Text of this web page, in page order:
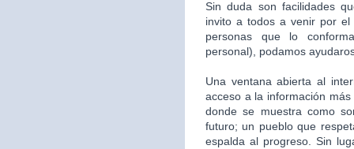
Sin duda son facilidades
invito a todos a venir por
personas que lo
personal), podamos
Una ventana abierta al
acceso a la información
donde se muestra como
futuro; un pueblo que
espalda al progreso. Sin